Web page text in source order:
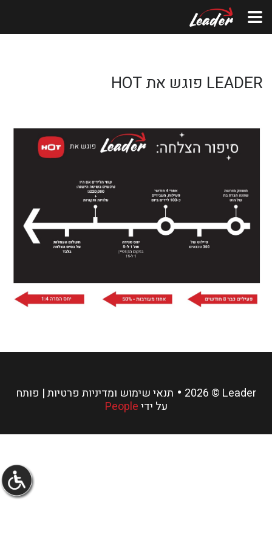
LEADER פוגש את HOT
Leader
©
2026 תנאי שימוש ומדיניות פרטיות| פותח
על ידיPeople